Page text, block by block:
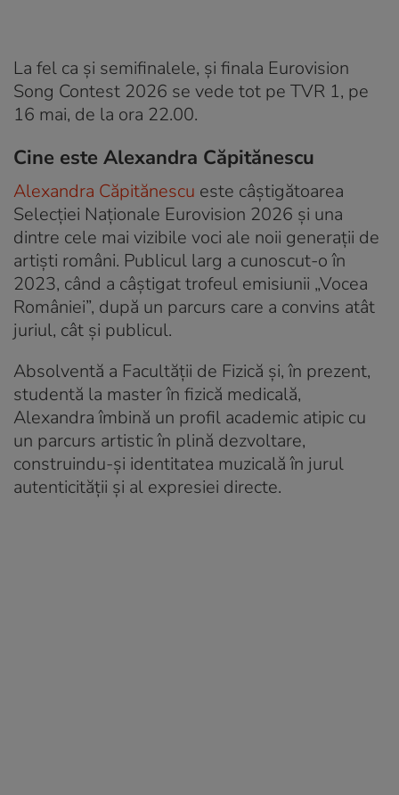
La fel ca și semifinalele, și finala Eurovision
Song Contest 2026 se vede tot pe TVR 1, pe
16 mai, de la ora 22.00.
Cine este Alexandra Căpitănescu
Alexandra Căpitănescu este câștigătoarea
Selecției Naționale Eurovision 2026 și una
dintre cele mai vizibile voci ale noii generații de
artiști români. Publicul larg a cunoscut-o în
2023, când a câștigat trofeul emisiunii „Vocea
României”, după un parcurs care a convins atât
juriul, cât și publicul.
Absolventă a Facultății de Fizică și, în prezent,
studentă la master în fizică medicală,
Alexandra îmbină un profil academic atipic cu
un parcurs artistic în plină dezvoltare,
construindu-și identitatea muzicală în jurul
autenticității și al expresiei directe.